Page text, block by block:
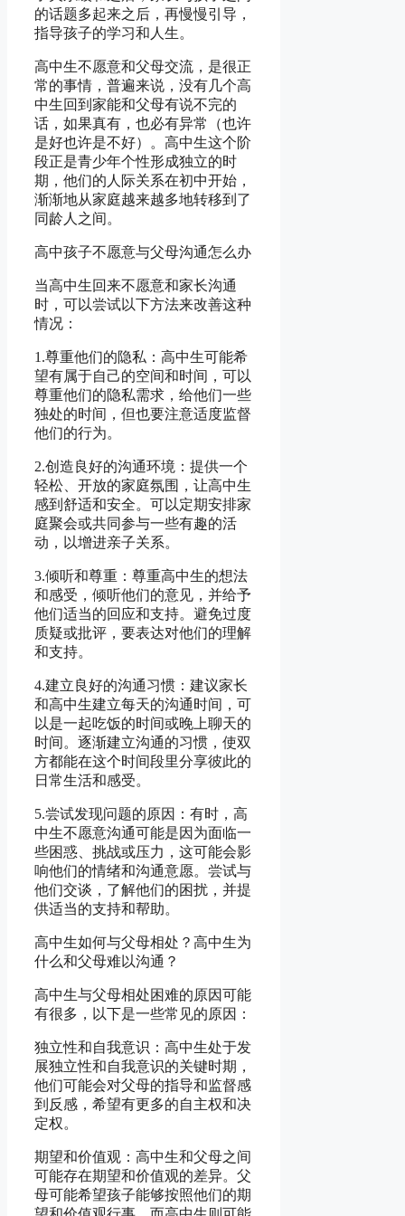
的话题多起来之后，再慢慢引导，
指导孩子的学习和人生。
高中生不愿意和父母交流，是很正
常的事情，普遍来说，没有几个高
中生回到家能和父母有说不完的
话，如果真有，也必有异常（也许
是好也许是不好）。高中生这个阶
段正是青少年个性形成独立的时
期，他们的人际关系在初中开始，
渐渐地从家庭越来越多地转移到了
同龄人之间。
高中孩子不愿意与父母沟通怎么办
当高中生回来不愿意和家长沟通
时，可以尝试以下方法来改善这种
情况：
1.尊重他们的隐私：高中生可能希
望有属于自己的空间和时间，可以
尊重他们的隐私需求，给他们一些
独处的时间，但也要注意适度监督
他们的行为。
2.创造良好的沟通环境：提供一个
轻松、开放的家庭氛围，让高中生
感到舒适和安全。可以定期安排家
庭聚会或共同参与一些有趣的活
动，以增进亲子关系。
3.倾听和尊重：尊重高中生的想法
和感受，倾听他们的意见，并给予
他们适当的回应和支持。避免过度
质疑或批评，要表达对他们的理解
和支持。
4.建立良好的沟通习惯：建议家长
和高中生建立每天的沟通时间，可
以是一起吃饭的时间或晚上聊天的
时间。逐渐建立沟通的习惯，使双
方都能在这个时间段里分享彼此的
日常生活和感受。
5.尝试发现问题的原因：有时，高
中生不愿意沟通可能是因为面临一
些困惑、挑战或压力，这可能会影
响他们的情绪和沟通意愿。尝试与
他们交谈，了解他们的困扰，并提
供适当的支持和帮助。
高中生如何与父母相处？高中生为
什么和父母难以沟通？
高中生与父母相处困难的原因可能
有很多，以下是一些常见的原因：
独立性和自我意识：高中生处于发
展独立性和自我意识的关键时期，
他们可能会对父母的指导和监督感
到反感，希望有更多的自主权和决
定权。
期望和价值观：高中生和父母之间
可能存在期望和价值观的差异。父
母可能希望孩子能够按照他们的期